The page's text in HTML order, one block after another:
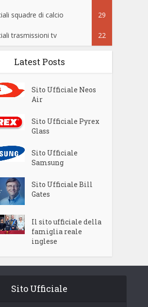
squadre di calcio 29
trasmissioni tv 22
Latest Posts
Sito Ufficiale Neos
Air
Sito Ufficiale Pyrex
Glass
Sito Ufficiale
Samsung
Sito Ufficiale Bill
Gates
Il sito ufficiale della
famiglia reale
inglese
Sito Ufficiale